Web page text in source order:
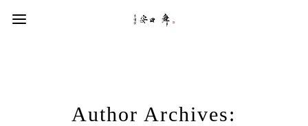
Author Archives: